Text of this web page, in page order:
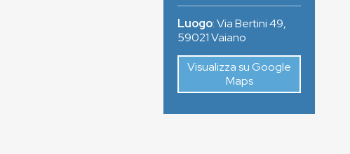
Luogo:Via Bertini 49,
59021Vaiano
Visualizza su Google
Maps